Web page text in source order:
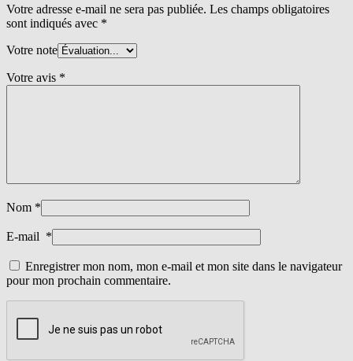
Votre adresse e-mail ne sera pas publiée. Les champs obligatoires
sont indiqués avec *
Votre note
Votre avis *
Nom *
E-mail *
Enregistrer mon nom, mon e-mail et mon site dans le navigateur
pour mon prochain commentaire.